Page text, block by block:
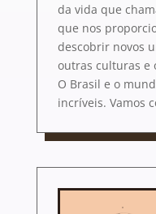
da vida que
que nos
descobrir novos
outras culturas e
O Brasil e o
incríveis. Vamos